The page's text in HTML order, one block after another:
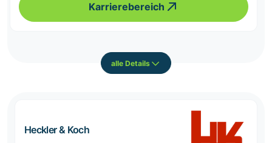
Karrierebereich
alle Details
Heckler & Koch